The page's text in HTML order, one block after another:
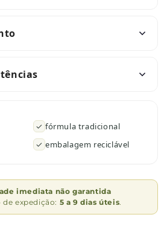
✓ fórmula tradicional
✓ embalagem reciclável
imediata não garantida
expedição: 5 a 9 dias úteis.